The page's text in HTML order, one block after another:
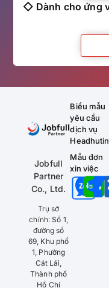
◇ Dành cho ứng
Jobfull
Partner
Co., Ltd.
Trụ sở
chính: Số 1,
đường số
69, Khu phố
1, Phường
Cát Lái,
Thành phố
Hồ Chí
Biểu mẫu
yêu cầu
dịch vụ
Mẫu đơn
xin việc